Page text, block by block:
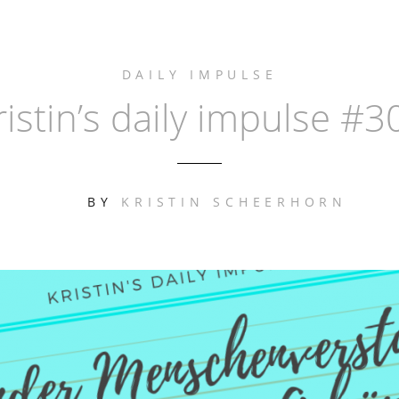
DAILY IMPULSE
daily impulse
BY KRISTIN SCHEERHORN